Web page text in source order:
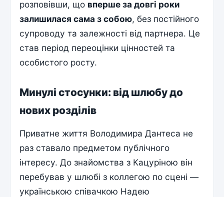
розповівши, що вперше за довгі роки
залишилася сама з собою, без постійного
супроводу та залежності від партнера. Це
став період переоцінки цінностей та
особистого росту.
Минулі стосунки: від шлюбу до
нових розділів
Приватне життя Володимира Дантеса не
раз ставало предметом публічного
інтересу. До знайомства з Кацуріною він
перебував у шлюбі з коллегою по сцені —
українською співачкою Надею